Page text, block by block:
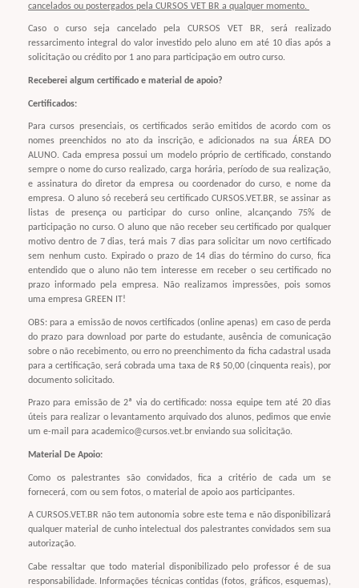
cancelados ou postergados pela CURSOS VET BR a qualquer momento.
Caso o curso seja cancelado pela CURSOS VET BR, será realizado
ressarcimento integral do valor investido pelo aluno em até 10 dias após a
solicitação ou crédito por 1 ano para participação em outro curso.
Receberei algum certificado e material de apoio?
Certificados:
Para cursos presenciais, os certificados serão emitidos de acordo com os
nomes preenchidos no ato da inscrição, e adicionados na sua ÁREA DO
ALUNO. Cada empresa possui um modelo próprio de certificado, constando
sempre o nome do curso realizado, carga horária, período de sua realização,
e assinatura do diretor da empresa ou coordenador do curso, e nome da
empresa. O aluno só receberá seu certificado CURSOS.VET.BR, se assinar as
listas de presença ou participar do curso online, alcançando 75% de
participação no curso. O aluno que não receber seu certificado por qualquer
motivo dentro de 7 dias, terá mais 7 dias para solicitar um novo certificado
sem nenhum custo. Expirado o prazo de 14 dias do término do curso, fica
entendido que o aluno não tem interesse em receber o seu certificado no
prazo informado pela empresa. Não realizamos impressões, pois somos
uma empresa GREEN IT!
OBS: para a emissão de novos certificados (online apenas) em caso de perda
do prazo para download por parte do estudante, ausência de comunicação
sobre o não recebimento, ou erro no preenchimento da ficha cadastral usada
para a certificação, será cobrada uma taxa de R$ 50,00 (cinquenta reais), por
documento solicitado.
Prazo para emissão de 2ª via do certificado: nossa equipe tem até 20 dias
úteis para realizar o levantamento arquivado dos alunos, pedimos que envie
um e-mail para academico@cursos.vet.br enviando sua solicitação.
Material De Apoio:
Como os palestrantes são convidados, fica a critério de cada um se
fornecerá, com ou sem fotos, o material de apoio aos participantes.
A CURSOS.VET.BR não tem autonomia sobre este tema e não disponibilizará
qualquer material de cunho intelectual dos palestrantes convidados sem sua
autorização.
Cabe ressaltar que todo material disponibilizado pelo professor é de sua
responsabilidade. Informações técnicas contidas (fotos, gráficos, esquemas),